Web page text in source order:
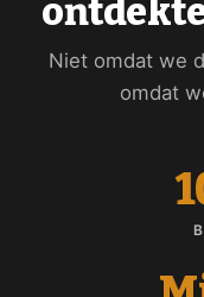
Niet omdat we
omdat